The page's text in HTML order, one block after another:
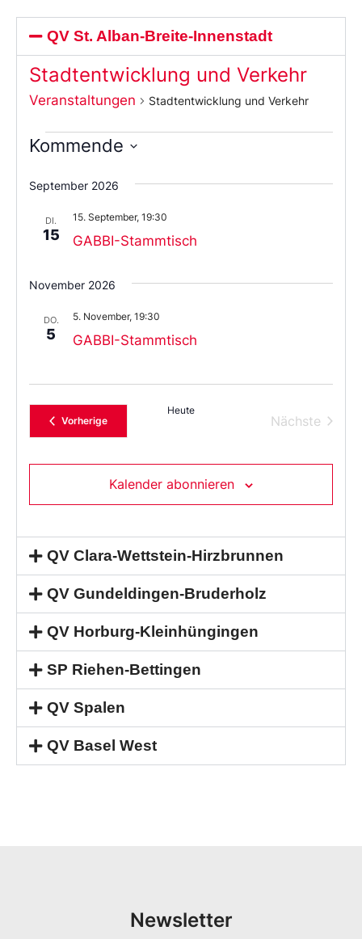
QV St. Alban-Breite-Innenstadt
Stadtentwicklung und Verkehr
Veranstaltungen Stadtentwicklung und Verkehr
Kommende
Sie
das
aus.
September 2026
DI.
15 GABBI-Stammtisch
15. September, 19:30
November 2026
DO.
5 GABBI-Stammtisch
5. November, 19:30
VorherigeVeranstaltungen
Heute
Nächste
Kalender abonnieren
QV Clara-Wettstein-Hirzbrunnen
QV Gundeldingen-Bruderholz
QV Horburg-Kleinhüngingen
SP Riehen-Bettingen
QV Spalen
QV Basel West
Newsletter